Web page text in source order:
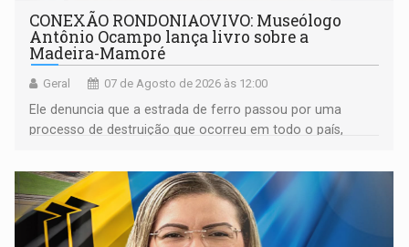
CONEXÃO RONDONIAOVIVO: Museólogo
Antônio Ocampo lança livro sobre a
Madeira-Mamoré
Geral 07 de Agosto de 2026 às 12:00
Ele denuncia que a estrada de ferro passou por uma
processo de destruição que ocorreu em todo o país,